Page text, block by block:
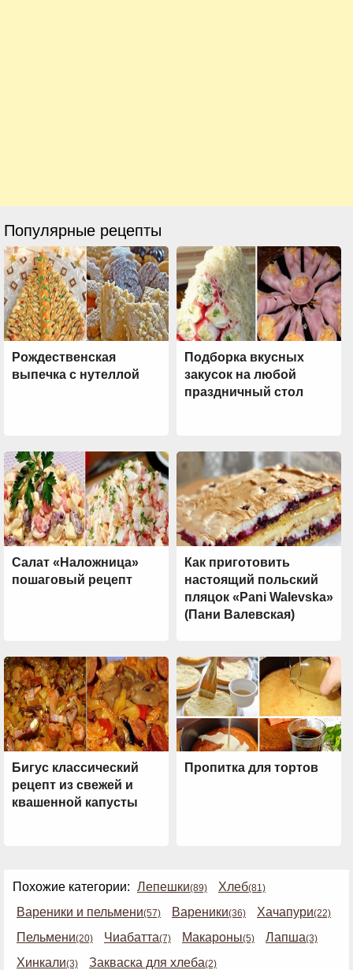
Популярные рецепты
Рождественская
выпечка с нутеллой
Подборка вкусных
закусок на любой
праздничный стол
Салат «Наложница»
пошаговый рецепт
Как приготовить
настоящий польский
пляцок «Pani Walevska»
(Пани Валевская)
Бигус классический
рецепт из свежей и
квашенной капусты
Пропитка для тортов
Похожие категории: Лепешки(89) Хлеб(81)
Вареники и пельмени(57) Вареники(36) Хачапури(22)
Пельмени(20) Чиабатта(7) Макароны(5) Лапша(3)
Хинкали(3) Закваска для хлеба(2)